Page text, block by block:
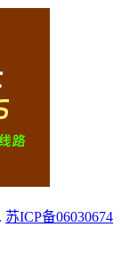
. 苏ICP备06030674